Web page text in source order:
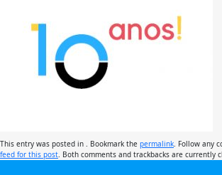
This entry was posted in . Bookmark the permalink . Follow any
feed for this post . Both comments and trackbacks are currently